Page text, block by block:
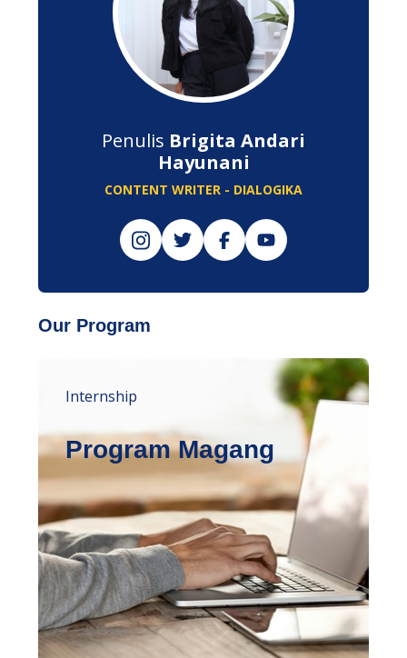
Penulis Brigita Andari
Hayunani
CONTENT WRITER - DIALOGIKA
Our Program
Internship
Program Magang